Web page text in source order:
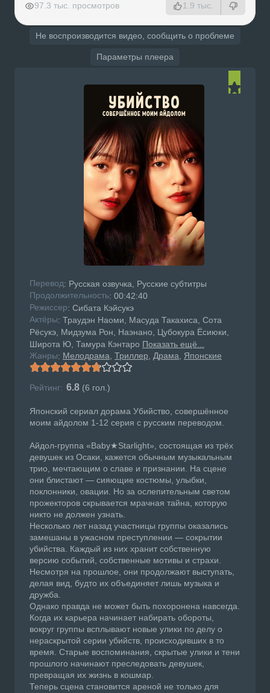
97.3 тыс. просмотров 1.9 тыс.
Не воспроизводится видео, сообщить о проблеме
Параметры плеера
Перевод: Русская озвучка, Русские субтитры
Продолжительность: 00:42:40
Режисcер: Сибата Кэйсукэ
Актёры: Траудэн Наоми, Масуда Такахиса, Сота
Рёсукэ, Мидзума Рон, Наэнано, Цубокура Ёсиюки,
Широта Ю, Тамура Кэнтаро Показать ещё...
Жанры: Мелодрама Триллер Драма Японские
Рейтинг: 6.8 (6 гол.)
Японский сериал дорама Убийство, совершённое
моим айдолом 1-12 серия с русским переводом.
Айдол-группа «Baby★Starlight», состоящая из трёх
девушек из Осаки, кажется обычным музыкальным
трио, мечтающим о славе и признании. На сцене
они блистают — сияющие костюмы, улыбки,
поклонники, овации. Но за ослепительным светом
прожекторов скрывается мрачная тайна, которую
никто не должен узнать.
Несколько лет назад участницы группы оказались
замешаны в ужасном преступлении — сокрытии
убийства. Каждый из них хранит собственную
версию событий, собственные мотивы и страхи.
Несмотря на прошлое, они продолжают выступать,
делая вид, будто их объединяет лишь музыка и
дружба.
Однако правда не может быть похоронена навсегда.
Когда их карьера начинает набирать обороты,
вокруг группы всплывают новые улики по делу о
нераскрытой серии убийств, происходивших в то
время. Старые воспоминания, скрытые улики и тени
прошлого начинают преследовать девушек,
превращая их жизнь в кошмар.
Теперь сцена становится ареной не только для